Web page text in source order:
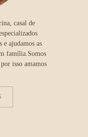
casal de
e ajudamos as
família.Somos
isso amamos